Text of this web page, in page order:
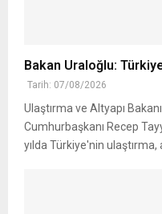
Bakan Uraloğlu:
Tarih: 07/08/2026
Ulaştırma ve Altyapı
Cumhurbaşkanı Recep
yılda Türkiye'nin ulaştırma,